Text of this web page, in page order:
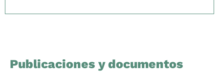
Publicaciones y documentos